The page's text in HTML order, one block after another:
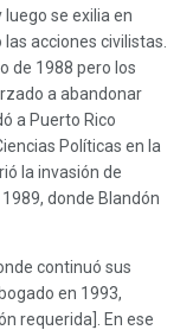
se exilia en
acciones civilistas.
de 1988 pero los
a abandonar
a Puerto Rico
Políticas en la
la invasión de
donde Blandón
continuó sus
en 1993,
requerida]. En ese